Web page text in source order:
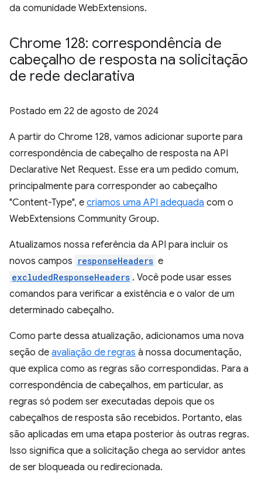
da comunidade WebExtensions.
Chrome 128: correspondência de
cabeçalho de resposta na solicitação
de rede declarativa
Postado em 22 de agosto de 2024
A partir do Chrome 128, vamos adicionar suporte para
correspondência de cabeçalho de resposta na API
Declarative Net Request. Esse era um pedido comum,
principalmente para corresponder ao cabeçalho
"Content-Type", e criamos uma API adequada com o
WebExtensions Community Group.
Atualizamos nossa referência da API para incluir os
novos campos responseHeaders e
excludedResponseHeaders . Você pode usar esses
comandos para verificar a existência e o valor de um
determinado cabeçalho.
Como parte dessa atualização, adicionamos uma nova
seção de avaliação de regras à nossa documentação,
que explica como as regras são correspondidas. Para a
correspondência de cabeçalhos, em particular, as
regras só podem ser executadas depois que os
cabeçalhos de resposta são recebidos. Portanto, elas
são aplicadas em uma etapa posterior às outras regras.
Isso significa que a solicitação chega ao servidor antes
de ser bloqueada ou redirecionada.